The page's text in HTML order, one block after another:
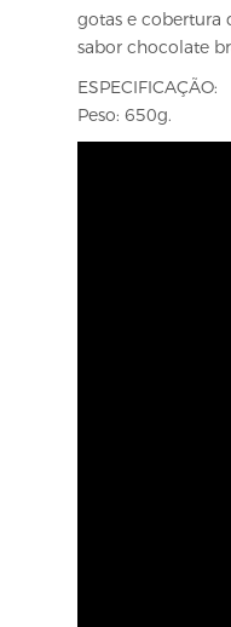
gotas e cobertura
sabor chocolate
ESPECIFICAÇÃO:
Peso: 650g.